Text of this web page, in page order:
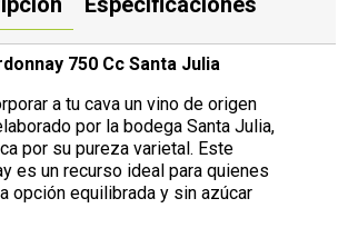
750 Cc Santa Julia
a tu cava un vino de origen
por la bodega Santa Julia,
por su pureza varietal. Este
es un recurso ideal para quienes
opción equilibrada y sin azúcar